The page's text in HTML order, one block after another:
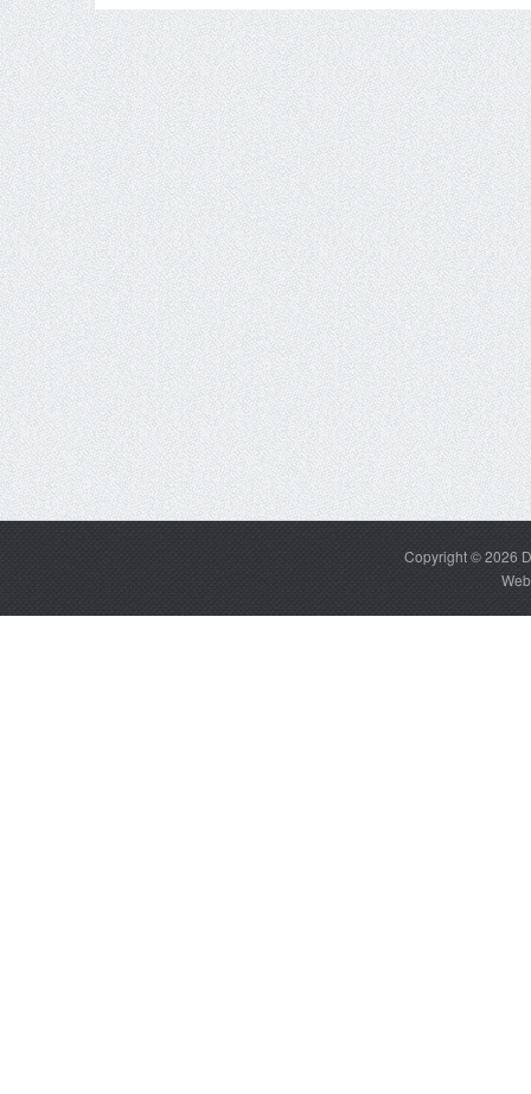
Copyright © 2026